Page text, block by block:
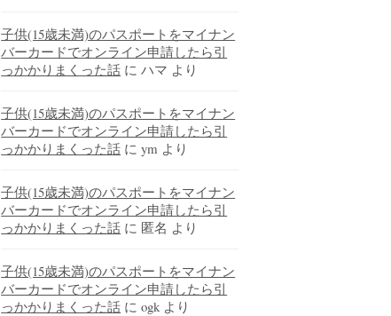
子供(15歳未満)のパスポートをマイナン
バーカードでオンライン申請したら引
っかかりまくった話 にハマ より
子供(15歳未満)のパスポートをマイナン
バーカードでオンライン申請したら引
っかかりまくった話 にym より
子供(15歳未満)のパスポートをマイナン
バーカードでオンライン申請したら引
っかかりまくった話 に 匿名 より
子供(15歳未満)のパスポートをマイナン
バーカードでオンライン申請したら引
っかかりまくった話 にogk より